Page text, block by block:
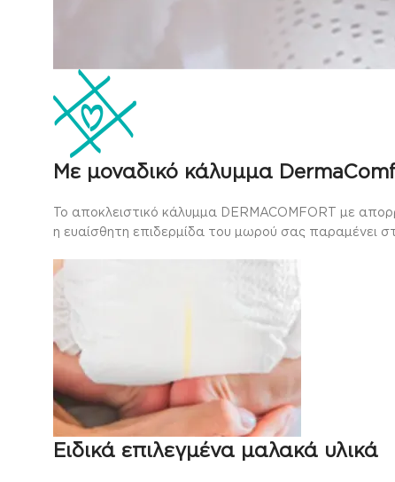
Με μοναδικό κάλυμμα
Το αποκλειστικό κάλυμμα DERMACOMFORT με
η ευαίσθητη επιδερμίδα του μωρού σας παραμένει
Ειδικά επιλεγμένα μαλακά υλικά